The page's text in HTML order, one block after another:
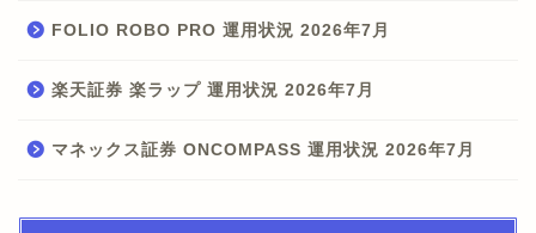
FOLIO ROBO PRO 運用状況 2026年7月
楽天証券 楽ラップ 運用状況 2026年7月
マネックス証券 ONCOMPASS 運用状況 2026年7月